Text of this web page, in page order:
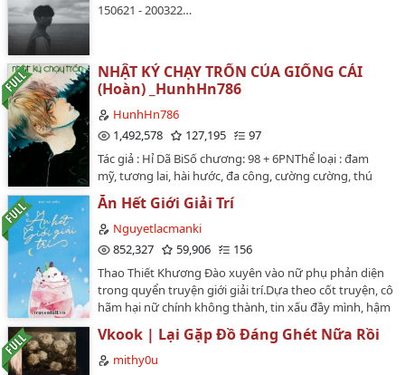
150621 - 200322…
NHẬT KÝ CHẠY TRỐN CỦA GIỐNG CÁI
(Hoàn) _HunhHn786
HunhHn786
1,492,578
127,195
97
Tác giả : Hỉ Dã BiSố chương: 98 + 6PNThể loại : đam
mỹ, tương lai, hài hước, đa công, cường cường, thú
nhân, viễn tưởng, sinh con, HE.Đây chuyện về một
giống đực bị trở thành giống cái, lại không ngoan
ngoãn sinh con. Hắn cố hết sức bỏ trốn, náo loạn,
cuối cùng khụ khụ....."Báo cáo sếp, phía trước có một
giống cái mà ngài theo đuổi đang...... trần trụi nửa
người trên ép buộc.... một vị giống đực cùng hắn
quyết đấu.""Báo cáo Đại Hoàng tử, vị giống cái ngài
mang về đang trêu ghẹo công chúa điện hạ.""Báo
cáo thủ lĩnh, có một người bỏ ra một vạn tiền cho lần
đầu tiên mặt sau của ngài. Đó... Đó.... Đó là một giống
Ăn Hết Giới Giải Trí
Nguyetlacmanki
852,327
59,906
156
Thao Thiết Khương Đào xuyên vào nữ phụ phản diện
trong quyển truyện giới giải trí.Dựa theo cốt truyện, cô
hãm hại nữ chính không thành, tin xấu đầy mình, hậm
vì cô đã không ăn gì mười ngàn năm nay rồi.Cô rất đói
bụng.Trong phần đoán đồ của chương trình, các nghệ
Vkook | Lại Gặp Đồ Đáng Ghét Nữa Rồi
mithy0u